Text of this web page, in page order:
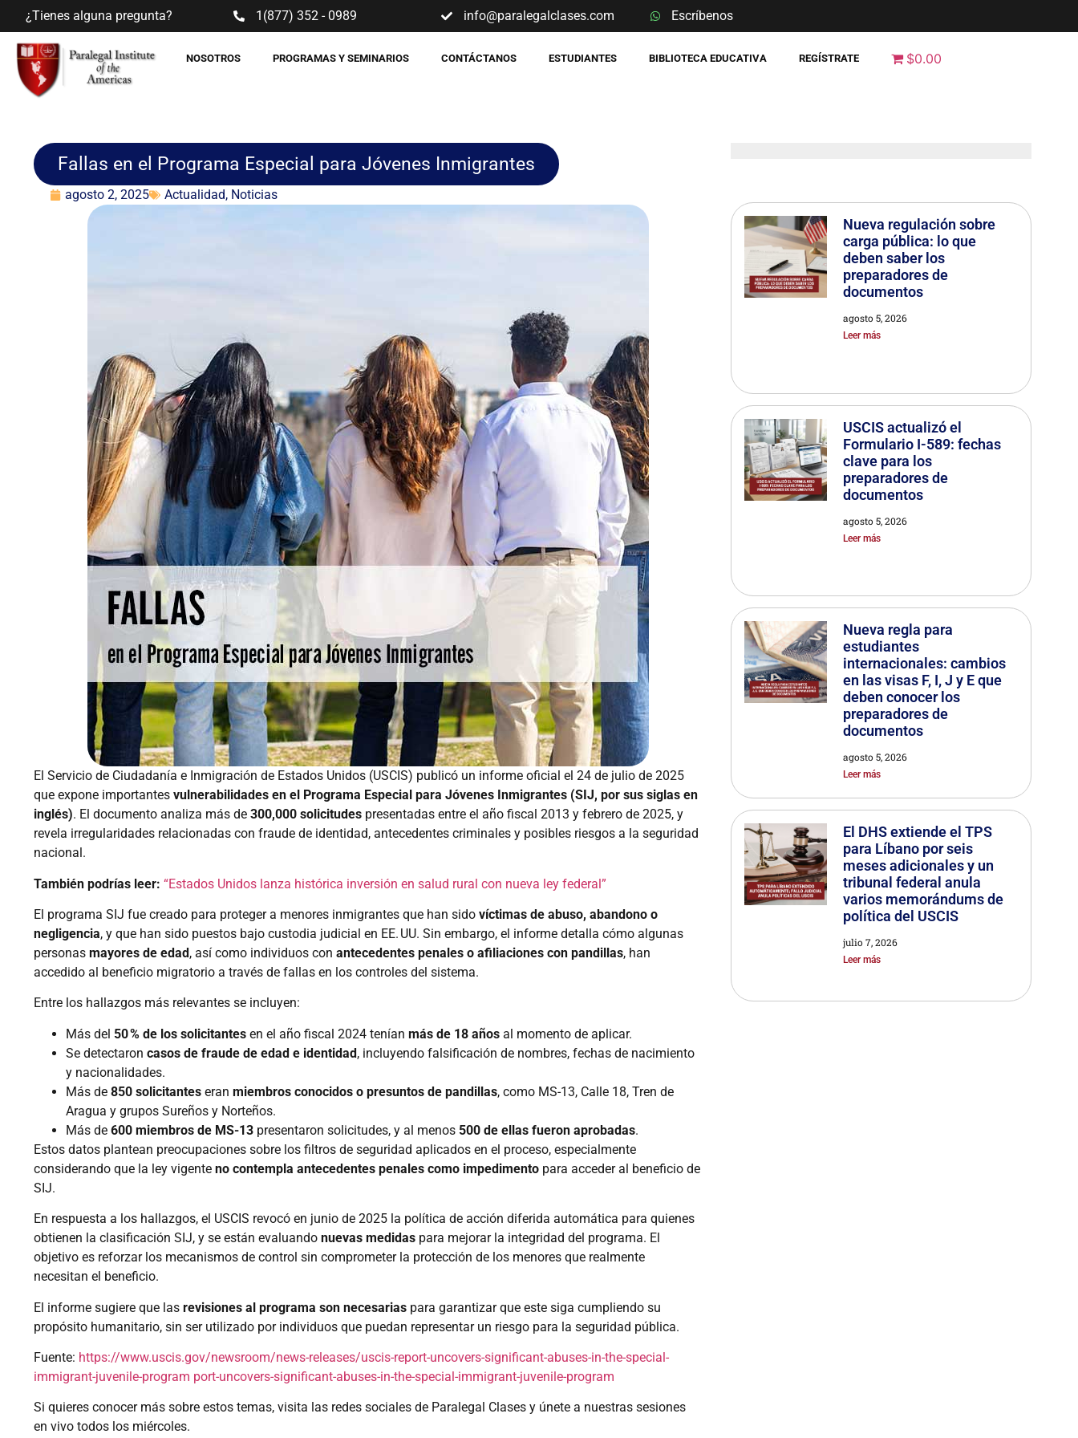
¿Tienes alguna pregunta? 1(877) 352 - 0989 info@paralegalclases.com Escríbenos
NOSOTROS PROGRAMAS Y SEMINARIOS CONTÁCTANOS ESTUDIANTES BIBLIOTECA EDUCATIVA REGÍSTRATE $0.00
Fallas en el Programa Especial para Jóvenes Inmigrantes
agosto 2, 2025 Actualidad, Noticias
El Servicio de Ciudadanía e Inmigración de Estados Unidos (USCIS) publicó un informe oficial el 24 de julio de 2025
que expone importantes vulnerabilidades en el Programa Especial para Jóvenes Inmigrantes (SIJ, por sus siglas en
inglés). El documento analiza más de 300,000 solicitudes presentadas entre el año fiscal 2013 y febrero de 2025, y
revela irregularidades relacionadas con fraude de identidad, antecedentes criminales y posibles riesgos a la seguridad
nacional.
También podrías leer: “Estados Unidos lanza histórica inversión en salud rural con nueva ley federal”
El programa SIJ fue creado para proteger a menores inmigrantes que han sido víctimas de abuso, abandono o
negligencia, y que han sido puestos bajo custodia judicial en EE. UU. Sin embargo, el informe detalla cómo algunas
personas mayores de edad, así como individuos con antecedentes penales o afiliaciones con pandillas, han
accedido al beneficio migratorio a través de fallas en los controles del sistema.
Entre los hallazgos más relevantes se incluyen:
Más del 50 % de los solicitantes en el año fiscal 2024 tenían más de 18 años al momento de aplicar.
Se detectaron casos de fraude de edad e identidad, incluyendo falsificación de nombres, fechas de nacimiento
y nacionalidades.
Más de 850 solicitantes eran miembros conocidos o presuntos de pandillas, como MS-13, Calle 18, Tren de
Aragua y grupos Sureños y Norteños.
Más de 600 miembros de MS-13 presentaron solicitudes, y al menos 500 de ellas fueron aprobadas.
Estos datos plantean preocupaciones sobre los filtros de seguridad aplicados en el proceso, especialmente
considerando que la ley vigente no contempla antecedentes penales como impedimento para acceder al beneficio de
SIJ.
En respuesta a los hallazgos, el USCIS revocó en junio de 2025 la política de acción diferida automática para quienes
obtienen la clasificación SIJ, y se están evaluando nuevas medidas para mejorar la integridad del programa. El
objetivo es reforzar los mecanismos de control sin comprometer la protección de los menores que realmente
necesitan el beneficio.
El informe sugiere que las revisiones al programa son necesarias para garantizar que este siga cumpliendo su
propósito humanitario, sin ser utilizado por individuos que puedan representar un riesgo para la seguridad pública.
Fuente: https://www.uscis.gov/newsroom/news-releases/uscis-report-uncovers-significant-abuses-in-the-special-
immigrant-juvenile-program port-uncovers-significant-abuses-in-the-special-immigrant-juvenile-program
Si quieres conocer más sobre estos temas, visita las redes sociales de Paralegal Clases y únete a nuestras sesiones
en vivo todos los miércoles.
Nueva regulación sobre
carga pública: lo que
deben saber los
preparadores de
documentos
agosto 5, 2026
Leer más
USCIS actualizó el
Formulario I-589: fechas
clave para los
preparadores de
documentos
agosto 5, 2026
Leer más
Nueva regla para
estudiantes
internacionales: cambios
en las visas F, I, J y E que
deben conocer los
preparadores de
documentos
agosto 5, 2026
Leer más
El DHS extiende el TPS
para Líbano por seis
meses adicionales y un
tribunal federal anula
varios memorándums de
política del USCIS
julio 7, 2026
Leer más